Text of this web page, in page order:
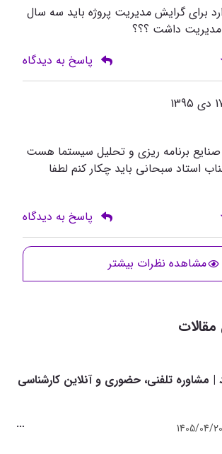
برای گرایش مدیریت پروژه باید سه سال
مدیریت داشت ؟؟؟
پاسخ به دیدگاه
برنامه ریزی و تحلیل سیستما هست
استاد سبحانی باید چکار کنم لطفا
پاسخ به دیدگاه
مشاهده نظرات بیشتر
مقالات
| مشاوره تلفنی، حضوری و آنلاین کارشناسی
1405/04/20